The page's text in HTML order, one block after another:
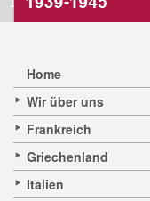
Home
Wir über uns
Frankreich
Griechenland
Italien